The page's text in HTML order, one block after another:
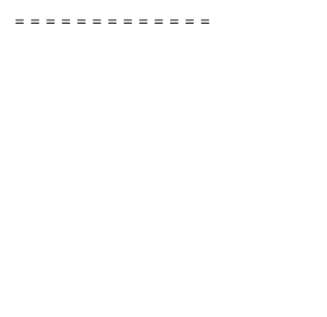
＝＝＝＝＝＝＝＝＝＝＝＝＝